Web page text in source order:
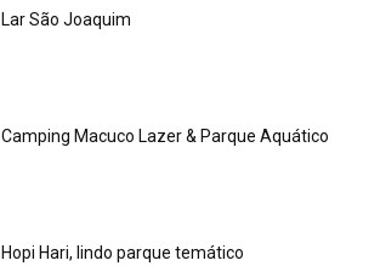
Lar São Joaquim
Camping Macuco Lazer & Parque Aquático
Hopi Hari, lindo parque temático